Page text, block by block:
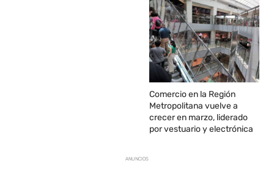
Comercio en la Región
Metropolitana vuelve a
crecer en marzo, liderado
por vestuario y electrónica
ANUNCIOS